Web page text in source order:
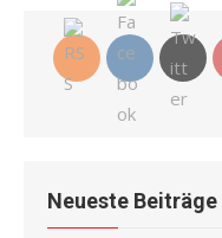
Neueste Beiträge